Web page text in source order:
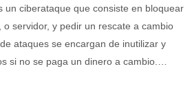
un ciberataque que consiste en bloquear
servidor, y pedir un rescate a cambio
ataques se encargan de inutilizar y
si no se paga un dinero a cambio.…